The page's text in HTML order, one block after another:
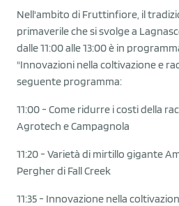
Nell'ambito di Fruttinfiore, il
primaverile che si svolge a
dalle 11:00 alle 13:00 è in
"Innovazioni nella coltivazione e
seguente programma:
11:00 - Come ridurre i costi della
Agrotech e Campagnola
11:20 - Varietà di mirtillo gigante
Pergher di Fall Creek
11:35 - Innovazione nella